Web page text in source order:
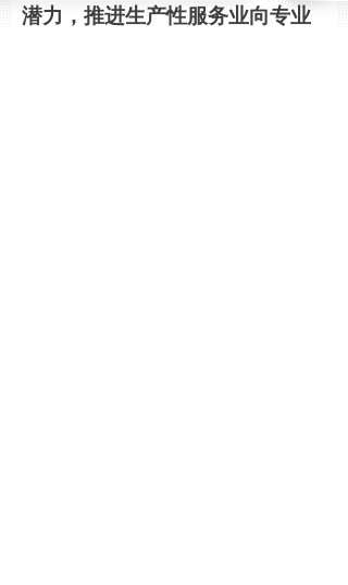
潜力，推进生产性服务业向专业